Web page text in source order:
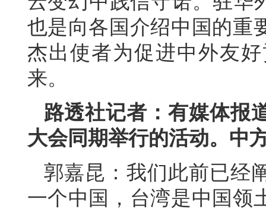
也是向各国介绍中国的重
杰出使者为促进中外友
来。
路透社记者：有媒体报
大会同期举行的活动。中
郭嘉昆：我们此前已经
一个中国，台湾是中国领